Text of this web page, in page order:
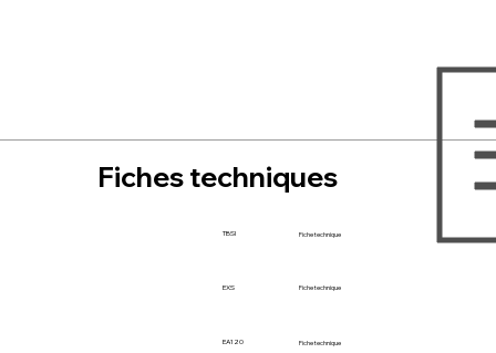
Fiches techniques
TBSI Fiche technique
EXS Fiche technique
EA120 Fiche technique